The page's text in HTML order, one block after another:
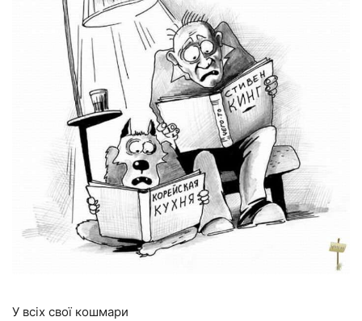
У всіх свої кошмари